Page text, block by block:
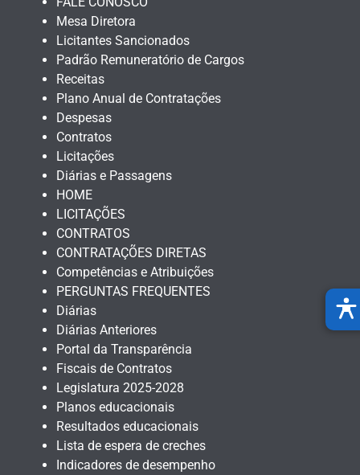
Mesa Diretora
Licitantes Sancionados
Padrão Remuneratório de Cargos
Receitas
Plano Anual de Contratações
Despesas
Contratos
Licitações
Diárias e Passagens
HOME
LICITAÇÕES
CONTRATOS
CONTRATAÇÕES DIRETAS
Competências e Atribuições
PERGUNTAS FREQUENTES
Diárias
Diárias Anteriores
Portal da Transparência
Fiscais de Contratos
Legislatura 2025-2028
Planos educacionais
Resultados educacionais
Lista de espera de creches
Indicadores de desempenho